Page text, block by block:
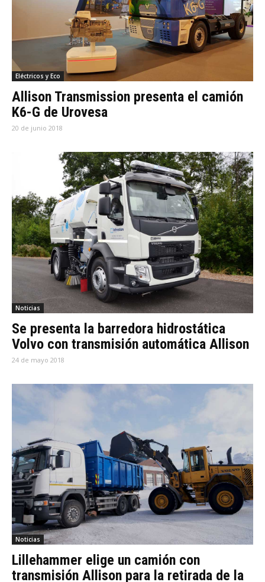
Eléctricos y Eco
Allison Transmission presenta el camión
K6-G de Urovesa
20 de junio 2018
Noticias
Se presenta la barredora hidrostática
Volvo con transmisión automática Allison
24 de mayo 2018
Noticias
Lillehammer elige un camión con
transmisión Allison para la retirada de la